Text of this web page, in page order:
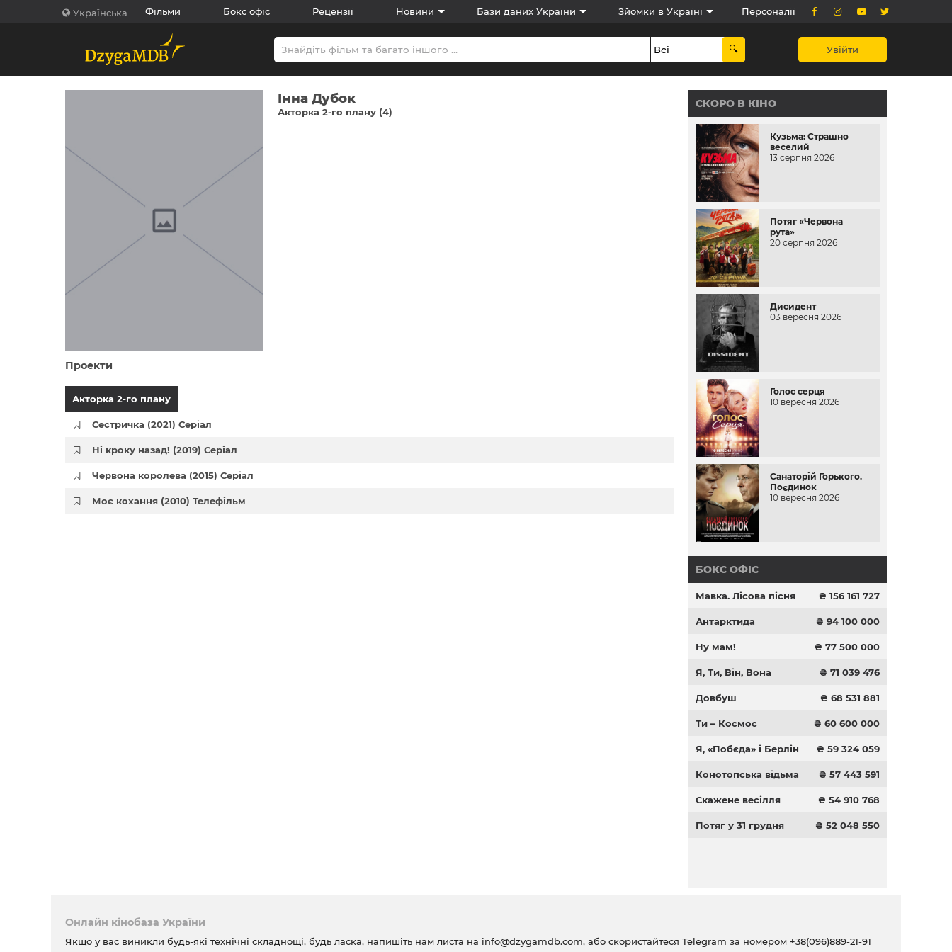
Українська Фільми Бокс офіс Рецензії Новини Бази даних України Зйомки в Україні Персоналії
Увійти
Інна Дубок
Акторка 2-го плану (4)
Проекти
Акторка 2-го плану
Сестричка (2021) Серіал
Ні кроку назад! (2019) Серіал
Червона королева (2015) Серіал
Моє кохання (2010) Телефільм
СКОРО В КІНО
Кузьма: Страшно
веселий
13 серпня 2026
Потяг «Червона
рута»
20 серпня 2026
Дисидент
03 вересня 2026
Голос серця
10 вересня 2026
Санаторій Горького.
Поєдинок
10 вересня 2026
БОКС ОФІС
Мавка. Лісова пісня ₴ 156 161 727
Антарктида ₴ 94 100 000
Ну мам! ₴ 77 500 000
Я, Ти, Він, Вона ₴ 71 039 476
Довбуш ₴ 68 531 881
Ти – Космос ₴ 60 600 000
Я, «Побєда» і Берлін ₴ 59 324 059
Конотопська відьма ₴ 57 443 591
Скажене весілля ₴ 54 910 768
Потяг у 31 грудня ₴ 52 048 550
Онлайн кінобаза України
Якщо у вас виникли будь-які технічні складнощі, будь ласка, напишіть нам листа на info@dzygamdb.com, або скористайтеся Telegram за номером +38(096)889-21-91